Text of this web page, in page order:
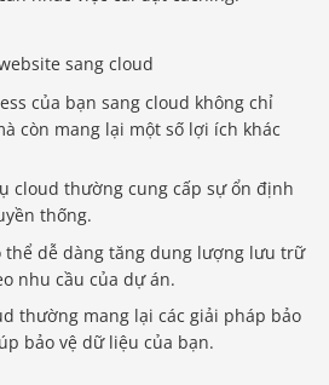
sang cloud
của bạn sang cloud không chỉ
còn mang lại một số lợi ích khác
cloud thường cung cấp sự ổn định
thống.
thể dễ dàng tăng dung lượng lưu trữ
nhu cầu của dự án.
thường mang lại các giải pháp bảo
bảo vệ dữ liệu của bạn.